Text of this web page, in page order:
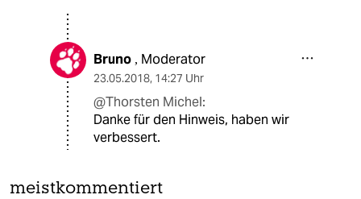
Bruno , Moderator
23.05.2018, 14:27 Uhr
@Thorsten Michel:
Danke für den Hinweis, haben wir
verbessert.
meistkommentiert